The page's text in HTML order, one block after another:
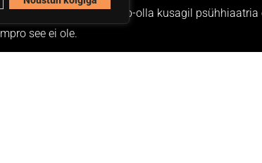
ei tea mis see on. Võib-olla kusagil
see ei ole.